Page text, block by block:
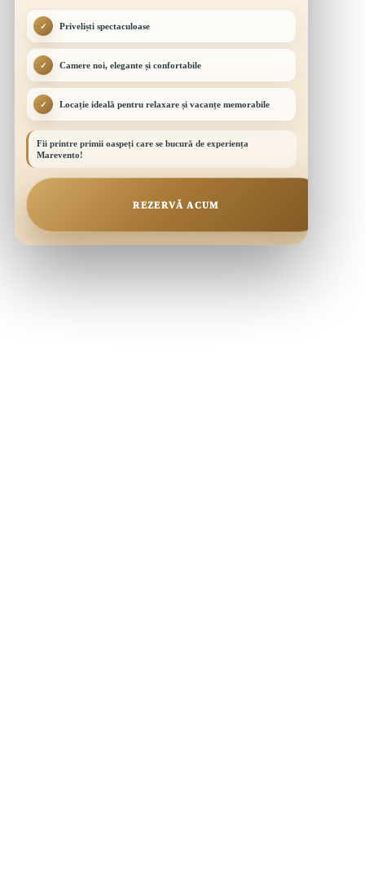
✓ Priveliști spectaculoase
✓ Camere noi, elegante și confortabile
✓ Locație ideală pentru relaxare și vacanțe memorabile
Fii printre primii oaspeți care se bucură de experiența
Marevento!
REZERVĂ ACUM